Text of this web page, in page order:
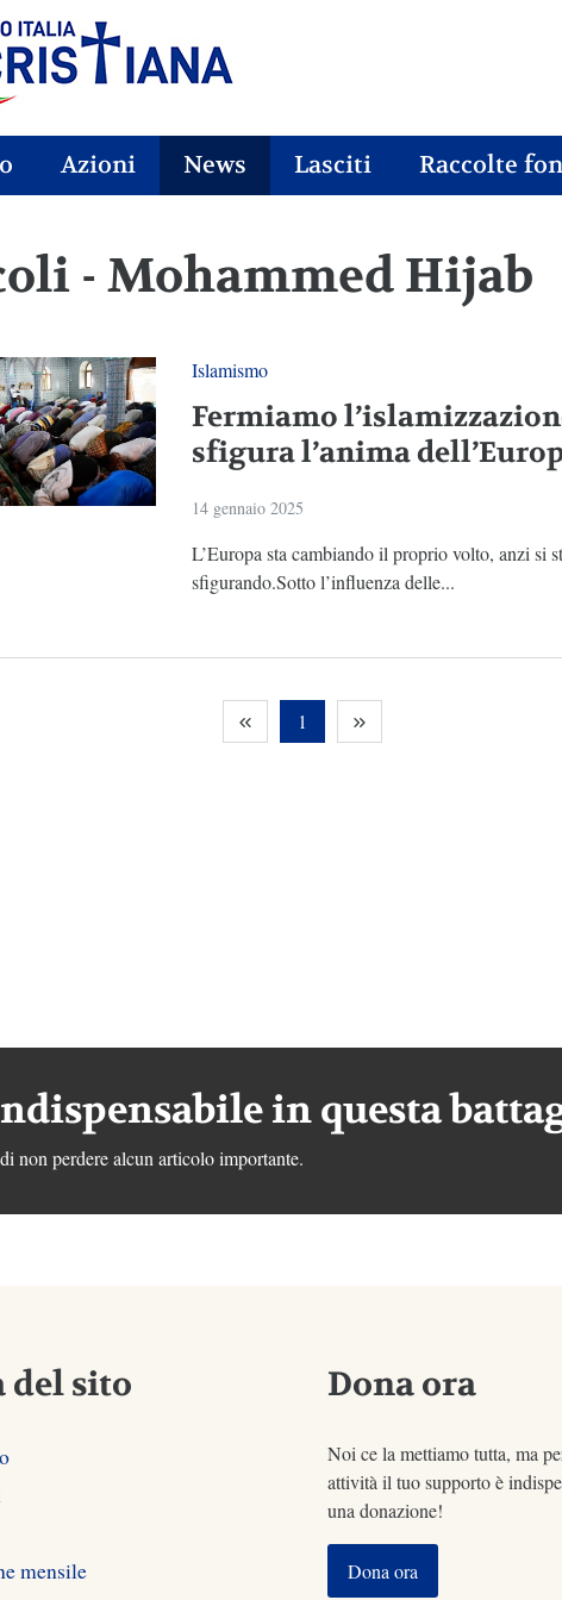
Azioni News Lasciti Raccolte
- Mohammed Hijab
Islamismo
Fermiamo
sfigura l’anima
14 gennaio 2025
L’Europa sta cambiando il proprio volto, anzi si
sfigurando.Sotto l’influenza delle...
1
in questa
non perdere alcun articolo importante.
del sito
mensile
Dona ora
Noi ce la mettiamo tutta, ma
attività il tuo supporto è
una donazione!
Dona ora